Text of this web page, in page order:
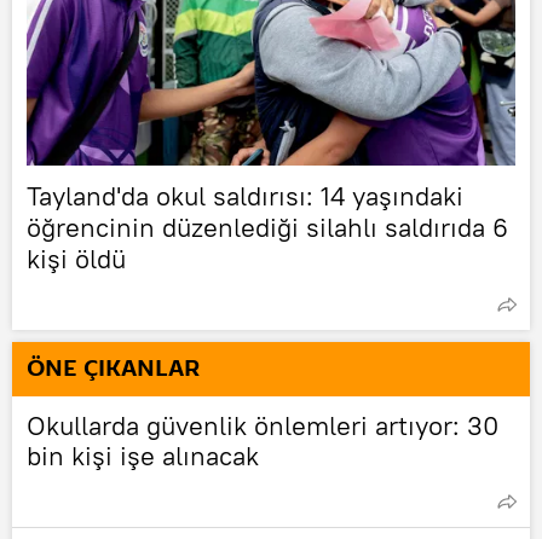
Tayland'da okul saldırısı: 14 yaşındaki
öğrencinin düzenlediği silahlı saldırıda 6
kişi öldü
ÖNE ÇIKANLAR
Okullarda güvenlik önlemleri artıyor: 30
bin kişi işe alınacak